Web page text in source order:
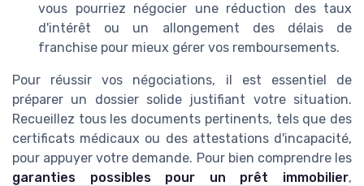
vous pourriez négocier une réduction des taux
d'intérêt ou un allongement des délais de
franchise pour mieux gérer vos remboursements.
Pour réussir vos négociations, il est essentiel de
préparer un dossier solide justifiant votre situation.
Recueillez tous les documents pertinents, tels que des
certificats médicaux ou des attestations d'incapacité,
pour appuyer votre demande. Pour bien comprendre les
garanties possibles pour un prêt immobilier,